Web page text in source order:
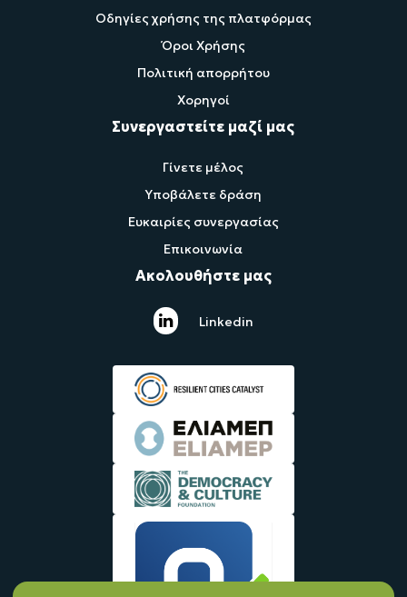
Οδηγίες χρήσης της πλατφόρμας
Όροι Χρήσης
Πολιτική απορρήτου
Χορηγοί
Συνεργαστείτε μαζί μας
Γίνετε μέλος
Υποβάλετε δράση
Ευκαιρίες συνεργασίας
Επικοινωνία
Ακολουθήστε μας
Linkedin